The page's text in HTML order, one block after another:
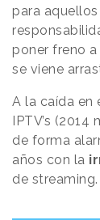
para
poner freno
se viene
A la caída en
IPTV’s
de forma
años con la
de streaming.